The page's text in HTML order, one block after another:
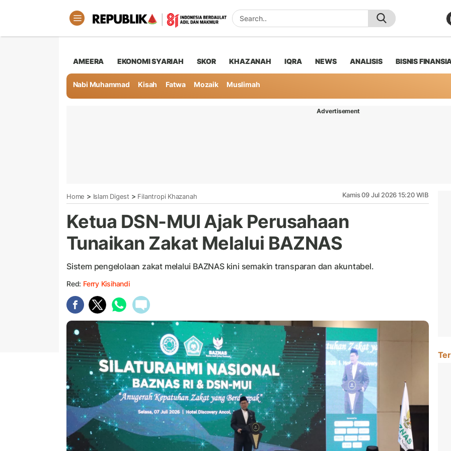
AMEERA EKONOMI SYARIAH SKOR KHAZANAH IQRA NEWS ANALISIS BISNIS
Nabi Muhammad Kisah Fatwa Mozaik Muslimah
Advertisement
Home > Islam Digest > Filantropi Khazanah Kamis 09 Jul 2026 15:20 WIB
Ketua DSN-MUI Ajak Perusahaan
Tunaikan Zakat Melalui BAZNAS
Sistem pengelolaan zakat melalui BAZNAS kini semakin transparan dan akuntabel.
Red: Ferry Kisihandi